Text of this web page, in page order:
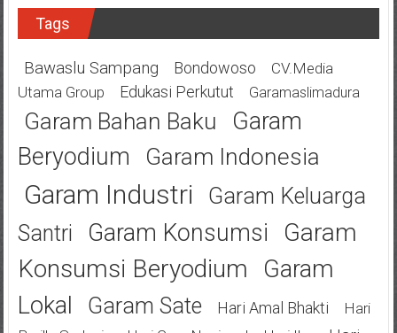
Tags
Bawaslu Sampang Bondowoso
CV.Media
Utama Group
Edukasi Perkutut Garamaslimadura
Garam Bahan Baku
Garam
Beryodium
Garam Indonesia
Garam Industri
Garam Keluarga
Santri
Garam Konsumsi
Garam
Konsumsi Beryodium
Garam
Lokal
Garam Sate Hari Amal Bhakti
Hari